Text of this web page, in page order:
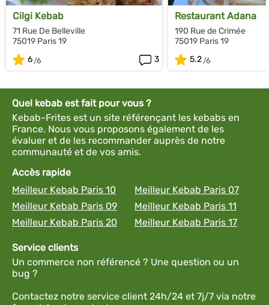
Cilgi Kebab
71 Rue De Belleville
75019 Paris 19
6
3
Restaurant Adana
190 Rue de Crimée
75019 Paris 19
5.2
Quel kebab est fait pour vous ?
Kebab-Frites est un site référençant les kebabs en
France. Nous vous proposons également de les
évaluer et de les recommander auprès de notre
communauté et de vos amis.
Accès rapide
Meilleur Kebab Paris 10
Meilleur Kebab Paris 07
Meilleur Kebab Paris 09
Meilleur Kebab Paris 11
Meilleur Kebab Paris 20
Meilleur Kebab Paris 17
Service clients
Un commerce non référencé ? Une question ou un
bug ?
Contactez notre service client 24h/24 et 7j/7 via notre